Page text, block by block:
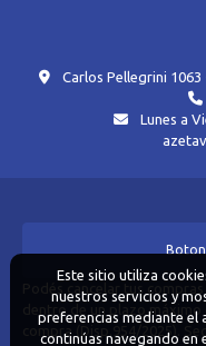
Carlos Pellegrini
Lunes a
Podés cancelar tus
dentro de un plazo máximo
compra (Disp.954/2025).
Este sitio utiliza
nuestros servicios y
preferencias mediante el
continúas navegando en